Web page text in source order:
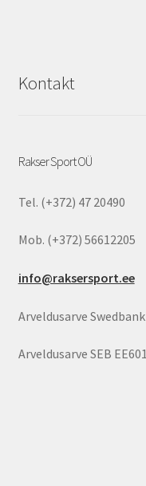
Kontakt
Rakser Sport OÜ
Tel. (+372) 47 20490
Mob. (+372) 56612205
info@raksersport.ee
Arveldusarve
Arveldusarve SEB